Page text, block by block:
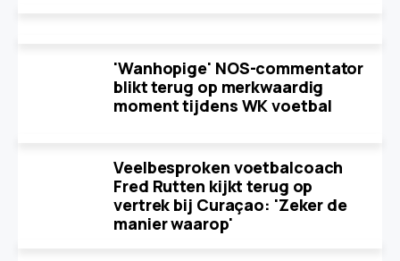
'Wanhopige' NOS-commentator
blikt terug op merkwaardig
moment tijdens WK voetbal
Veelbesproken voetbalcoach
Fred Rutten kijkt terug op
vertrek bij Curaçao: 'Zeker de
manier waarop'